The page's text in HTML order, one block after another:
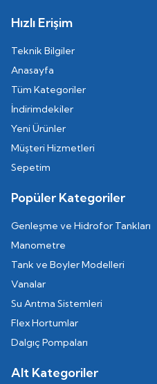
Hızlı Erişim
Teknik Bilgiler
Anasayfa
Tüm Kategoriler
İndirimdekiler
Yeni Ürünler
Müşteri Hizmetleri
Sepetim
Popüler Kategoriler
Genleşme ve Hidrofor Tankları
Manometre
Tank ve Boyler Modelleri
Vanalar
Su Arıtma Sistemleri
Flex Hortumlar
Dalgıç Pompaları
Alt Kategoriler